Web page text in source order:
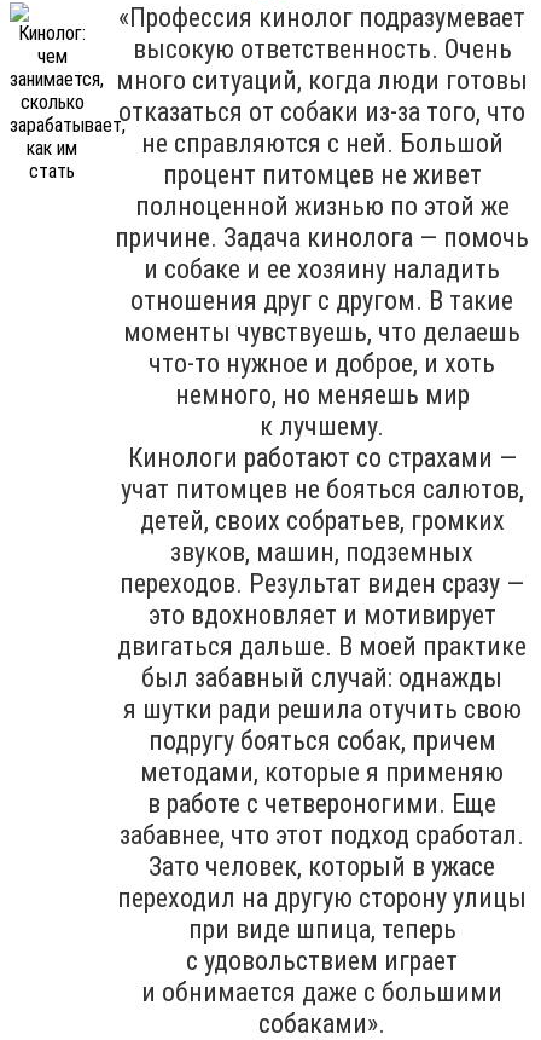
«Профессия кинолог подразумевает
высокую ответственность. Очень
много ситуаций, когда люди готовы
отказаться от собаки из-за того, что
не справляются с ней. Большой
процент питомцев не живет
полноценной жизнью по этой же
причине. Задача кинолога — помочь
и собаке и ее хозяину наладить
отношения друг с другом. В такие
моменты чувствуешь, что делаешь
что-то нужное и доброе, и хоть
немного, но меняешь мир
к лучшему.
Кинологи работают со страхами —
учат питомцев не бояться салютов,
детей, своих собратьев, громких
звуков, машин, подземных
переходов. Результат виден сразу —
это вдохновляет и мотивирует
двигаться дальше. В моей практике
был забавный случай: однажды
я шутки ради решила отучить свою
подругу бояться собак, причем
методами, которые я применяю
в работе с четвероногими. Еще
забавнее, что этот подход сработал.
Зато человек, который в ужасе
переходил на другую сторону улицы
при виде шпица, теперь
с удовольствием играет
и обнимается даже с большими
собаками».